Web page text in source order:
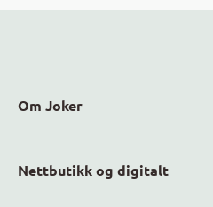
Om Joker
Nettbutikk og digitalt